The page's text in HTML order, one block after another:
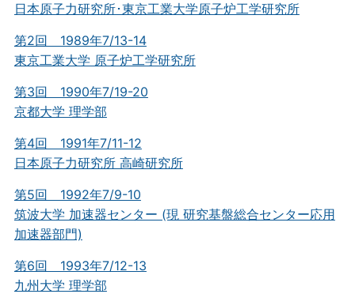
日本原子力研究所･東京工業大学原子炉工学研究所
第2回 1989年7/13-14
東京工業大学 原子炉工学研究所
第3回 1990年7/19-20
京都大学 理学部
第4回 1991年7/11-12
日本原子力研究所 高崎研究所
第5回 1992年7/9-10
筑波大学 加速器センター (現 研究基盤総合センター応用
加速器部門)
第6回 1993年7/12-13
九州大学 理学部